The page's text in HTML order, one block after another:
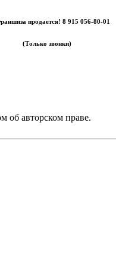
продается! 8 915 056-80-01
(Только звонки)
об авторском праве.